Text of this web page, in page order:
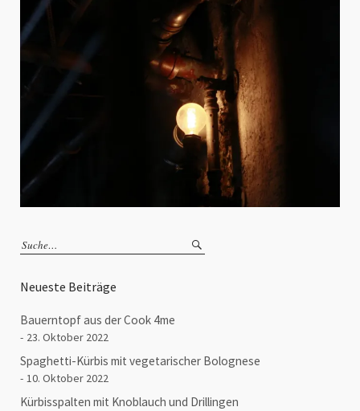
Neueste Beiträge
Bauerntopf aus der Cook 4me
23. Oktober 2022
Spaghetti-Kürbis mit vegetarischer Bolognese
10. Oktober 2022
Kürbisspalten mit Knoblauch und Drillingen